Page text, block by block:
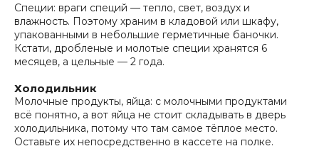
Специи: враги специй — тепло, свет, воздух и
влажность. Поэтому храним в кладовой или шкафу,
упакованными в небольшие герметичные баночки.
Кстати, дробленые и молотые специи хранятся 6
месяцев, а цельные — 2 года.
Холодильник
Молочные продукты, яйца: с молочными продуктами
всё понятно, а вот яйца не стоит складывать в дверь
холодильника, потому что там самое тёплое место.
Оставьте их непосредственно в кассете на полке.